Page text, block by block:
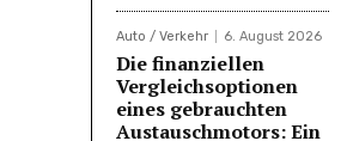
Auto / Verkehr 6. August 2026
Die finanziellen
Vergleichsoptionen
eines gebrauchten
Austauschmotors: Ein